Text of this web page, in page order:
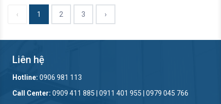
không ngừng để đóng góp vào sự thành công chung của
công ty.
‹ 1 2 3 ›
Liên hệ
Hotline: 0906 981 113
Call Center: 0909 411 885 | 0911 401 955 | 0979 045 766